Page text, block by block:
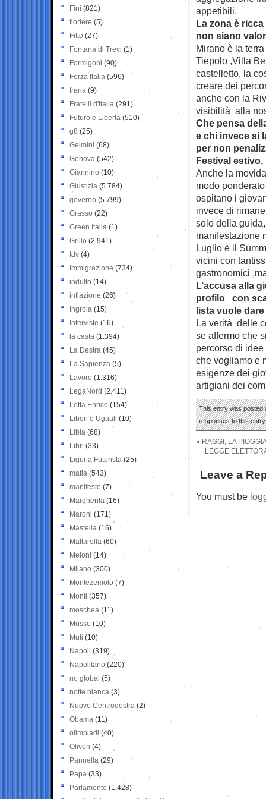
appetibili.
La zona è
non siano
Mirano è la
Tiepolo ,Villa
castelletto, la
creare dei
anche con la
visibilità alla
Che pensa
e chi invece si
per non
Festival
Anche la
modo
ospitano i
invece di
solo della
manifestazione
Luglio è il
vicini con
gastronomici
L’accusa alla
profilo con
lista vuole
La verità delle
se affermo che
percorso di
che vogliamo e
esigenze dei
artigiani dei
This entry was posted
responses to this
« RAGGI, LA
LEGGE
Leave a
You must be
Fini (821)
fioriere (5)
Fitto (27)
Fontana di Trevi (1)
Formigoni (90)
Forza Italia (596)
frana (9)
Fratelli d'Italia (291)
Futuro e Libertà (510)
g8 (25)
Gelmini (68)
Genova (542)
Giannino (10)
Giustizia (5.784)
governo (5.799)
Grasso (22)
Green Italia (1)
Grillo (2.941)
Idv (4)
Immigrazione (734)
indulto (14)
inflazione (26)
Ingroia (15)
Interviste (16)
la casta (1.394)
La Destra (45)
La Sapienza (5)
Lavoro (1.316)
LegaNord (2.411)
Letta Enrico (154)
Liberi e Uguali (10)
Libia (68)
Libri (33)
Liguria Futurista (25)
mafia (543)
manifesto (7)
Margherita (16)
Maroni (171)
Mastella (16)
Mattarella (60)
Meloni (14)
Milano (300)
Montezemolo (7)
Monti (357)
moschea (11)
Musso (10)
Muti (10)
Napoli (319)
Napolitano (220)
no global (5)
notte bianca (3)
Nuovo Centrodestra (2)
Obama (11)
olimpiadi (40)
Oliveri (4)
Pannella (29)
Papa (33)
Parlamento (1.428)